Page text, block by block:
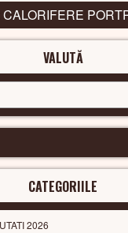
VALUTĂ
CATEGORIILE
2026